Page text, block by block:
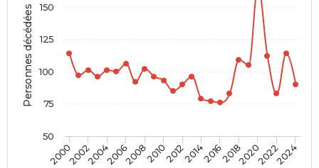
Personnes décédées
2000200220042006200820102012201420162018202020222024
50
75
100
125
150